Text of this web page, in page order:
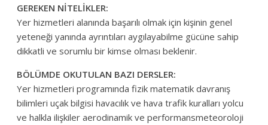
GEREKEN NİTELİKLER:
Yer hizmetleri alanında başarılı olmak için kişinin genel
yeteneği yanında ayrıntıları aygılayabilme gücüne sahip
dikkatli ve sorumlu bir kimse olması beklenir.
BÖLÜMDE OKUTULAN BAZI DERSLER:
Yer hizmetleri programında fizik matematik davranış
bilimleri uçak bilgisi havacılık ve hava trafik kuralları yolcu
ve halkla ilişkiler aerodinamik ve performansmeteoroloji